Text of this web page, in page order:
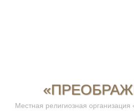
Местная религиозная организация